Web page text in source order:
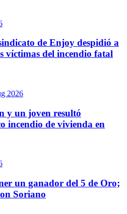
de Enjoy despidió a
víctimas del incendio fatal
2026
y un joven resultó
incendio de vivienda en
un ganador del 5 de Oro;
Soriano